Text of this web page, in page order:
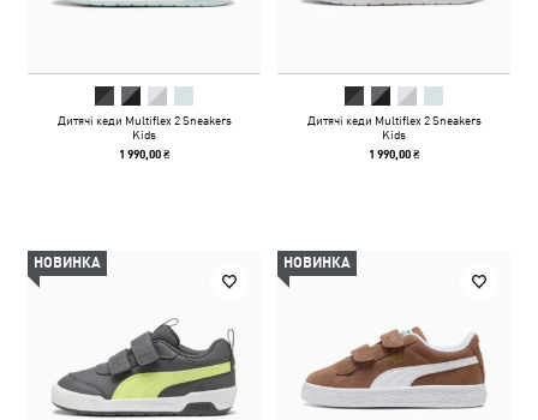
Дитячі кеди Multiflex 2 Sneakers
Kids
1 990,00 ₴
Дитячі кеди Multiflex 2 Sneakers
Kids
1 990,00 ₴
НОВИНКА НОВИНКА